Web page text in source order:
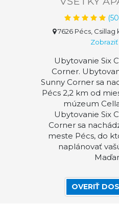
(50
7626 Pécs, Csillag
Ubytovanie Six
Corner.
Sunny Corner sa
Pécs 2,2 km od
múzeum
Ubytovanie Six
Corner sa
meste Pécs, do
naplánovať
OVERIŤ